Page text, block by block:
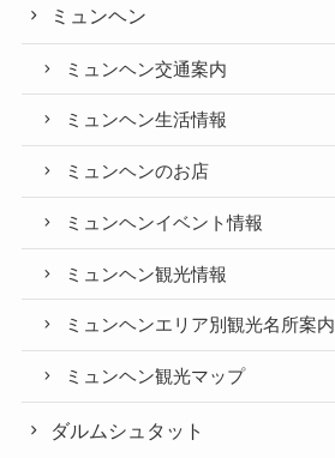
ミュンヘン
ミュンヘン交通案内
ミュンヘン生活情報
ミュンヘンのお店
ミュンヘンイベント情報
ミュンヘン観光情報
ミュンヘンエリア別観光名所案内
ミュンヘン観光マップ
ダルムシュタット